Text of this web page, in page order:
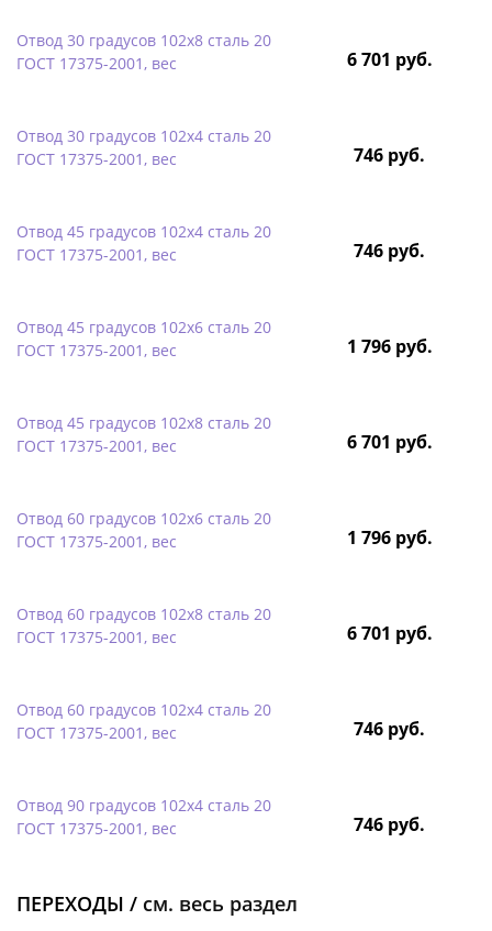
Отвод 30 градусов 102х8 сталь 20
ГОСТ 17375-2001, вес
6 701 руб.
Отвод 30 градусов 102х4 сталь 20
ГОСТ 17375-2001, вес
746 руб.
Отвод 45 градусов 102х4 сталь 20
ГОСТ 17375-2001, вес
746 руб.
Отвод 45 градусов 102х6 сталь 20
ГОСТ 17375-2001, вес
1 796 руб.
Отвод 45 градусов 102х8 сталь 20
ГОСТ 17375-2001, вес
6 701 руб.
Отвод 60 градусов 102х6 сталь 20
ГОСТ 17375-2001, вес
1 796 руб.
Отвод 60 градусов 102х8 сталь 20
ГОСТ 17375-2001, вес
6 701 руб.
Отвод 60 градусов 102х4 сталь 20
ГОСТ 17375-2001, вес
746 руб.
Отвод 90 градусов 102х4 сталь 20
ГОСТ 17375-2001, вес
746 руб.
ПЕРЕХОДЫ / см. весь раздел